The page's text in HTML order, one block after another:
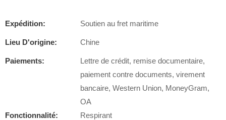
Expédition: Soutien au fret maritime
Lieu D'origine: Chine
Paiements:
Lettre de crédit, remise documentaire,
paiement contre documents, virement
bancaire, Western Union, MoneyGram,
OA
Fonctionnalité:
Respirant